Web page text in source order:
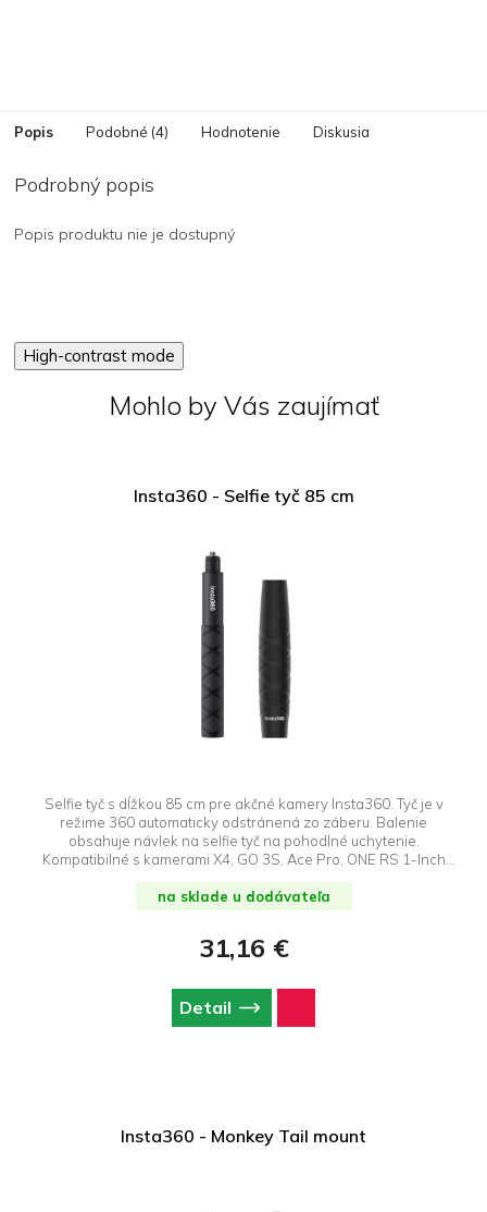
Popis Podobné (4) Hodnotenie Diskusia
Podrobný popis
Popis produktu nie je dostupný
High-contrast mode
Mohlo by Vás zaujímať
Insta360 - Selfie tyč 85 cm
Selfie tyč s dĺžkou 85 cm pre akčné kamery Insta360. Tyč je v
režime 360 ​​automaticky odstránená zo záberu. Balenie
obsahuje návlek na selfie tyč na pohodlné uchytenie.
Kompatibilné s kamerami X4, GO 3S, Ace Pro, ONE RS 1-Inch
na sklade u dodávateľa
31,16 €
Detail
Insta360 - Monkey Tail mount